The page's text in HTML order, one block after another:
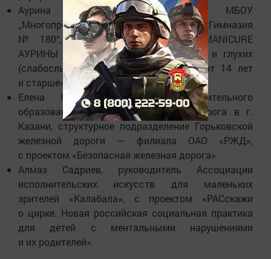
Аурина Хасанова, ученица МБОУ
„Многопрофильная полилингвальная Гимназия
№ 180“, с проектом „MINI STUDIO MANICURE
АУРИНЫ ХАСАНОВОЙ“ для слышащих и глухих
(слабослышащих) мужчин и женщин от 14 лет
и старше»
Елена Гудалина, педагог дополнительного
образования — Детская железная дорога в г.
Казани, структурное подразделение Горьковской
железной дороги — филиала ОАО «РЖД»,
с проектом «Безопасная железная дорога»
Алмаз Садриев, руководитель Ассоциации
исполнительских искусств для маленьких
зрителей «Калабала», с проектом «РАСскажи
о цирке. Новая российская социальная практика
для детей с ментальными нарушениями
и их родителей».